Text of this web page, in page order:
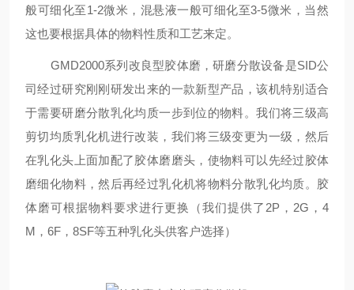
般可细化至1-2微米，混悬液一般可细化至3-5微米，当然
这也要根据具体的物料性质和工艺来定。
GMD2000系列改良型胶体磨，研磨分散设备是SID公
司经过研究刚刚研发出来的一款新型产品，该机特别适合
于需要研磨分散乳化均质一步到位的物料。我们将三级高
剪切均质乳化机进行改装，我们将三级变更为一级，然后
在乳化头上面加配了胶体磨磨头，使物料可以先经过胶体
磨细化物料，然后再经过乳化机将物料分散乳化均质。胶
体磨可根据物料要求进行更换（我们提供了2P，2G，4
M，6F，8SF等五种乳化头供客户选择）